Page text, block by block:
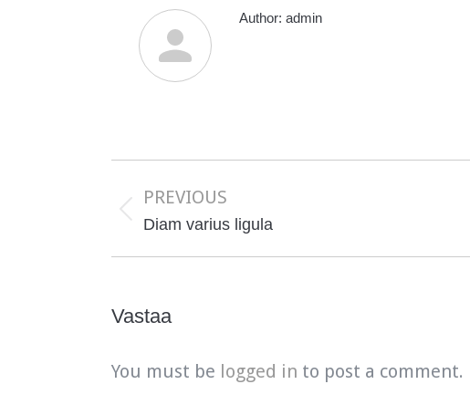
Author: admin
navigation
PREVIOUS
Previous
Diam varius ligula
Vastaa
You must be logged in to post a comment.